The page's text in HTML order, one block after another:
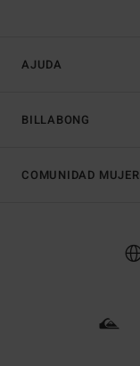
AJUDA
BILLABONG
COMUNIDAD MUJER